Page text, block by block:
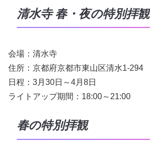
清水寺 春・夜の特別拝観
会場：清水寺
住所：京都府京都市東山区清水1-294
日程：3月30日～4月8日
ライトアップ期間：18:00～21:00
春の特別拝観